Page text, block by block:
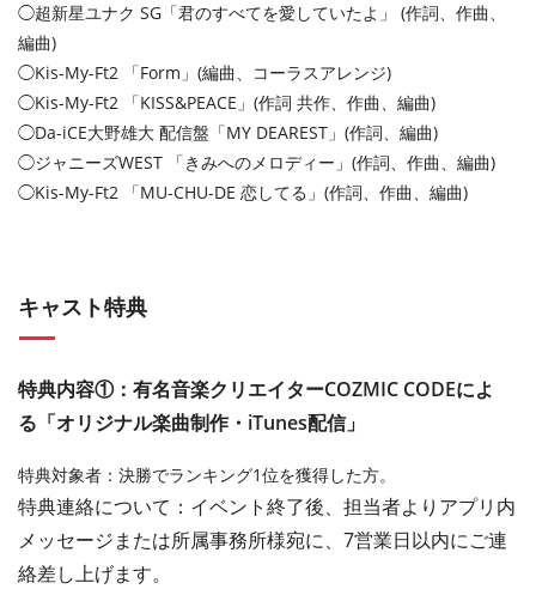
◯超新星ユナク SG「君のすべてを愛していたよ」 (作詞、作曲、
編曲)
◯Kis-My-Ft2 「Form」(編曲、コーラスアレンジ)
◯Kis-My-Ft2 「KISS&PEACE」(作詞 共作、作曲、編曲)
◯Da-iCE大野雄大 配信盤「MY DEAREST」(作詞、編曲)
◯ジャニーズWEST 「きみへのメロディー」(作詞、作曲、編曲)
◯Kis-My-Ft2 「MU-CHU-DE 恋してる」(作詞、作曲、編曲)
キャスト特典
特典内容①：有名音楽クリエイターCOZMIC CODEによ
る「オリジナル楽曲制作・iTunes配信」
特典対象者：決勝でランキング1位を獲得した方。
特典連絡について：イベント終了後、担当者よりアプリ内
メッセージまたは所属事務所様宛に、7営業日以内にご連
絡差し上げます。